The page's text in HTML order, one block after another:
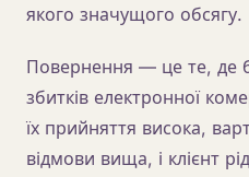
якого значущого обсягу.
Повернення — це те, де
збитків електронної
їх прийняття висока,
відмови вища, і клієнт